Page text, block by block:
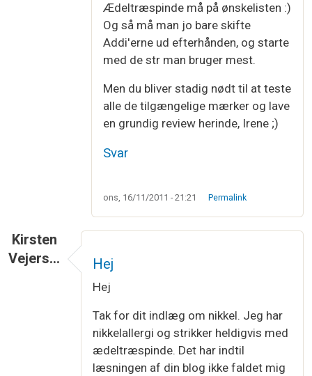
Ædeltræspinde må på ønskelisten :)
Og så må man jo bare skifte
Addi'erne ud efterhånden, og starte
med de str man bruger mest.
Men du bliver stadig nødt til at teste
alle de tilgængelige mærker og lave
en grundig review herinde, Irene ;)
Svar
ons, 16/11/2011 - 21:21 Permalink
Kirsten
Vejers…
Hej
Hej
Tak for dit indlæg om nikkel. Jeg har
nikkelallergi og strikker heldigvis med
ædeltræspinde. Det har indtil
læsningen af din blog ikke faldet mig